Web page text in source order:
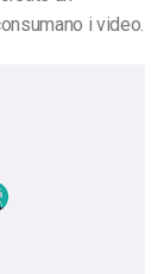
i video.